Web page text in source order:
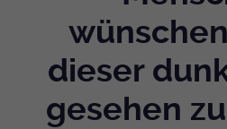
dieser
gesehen